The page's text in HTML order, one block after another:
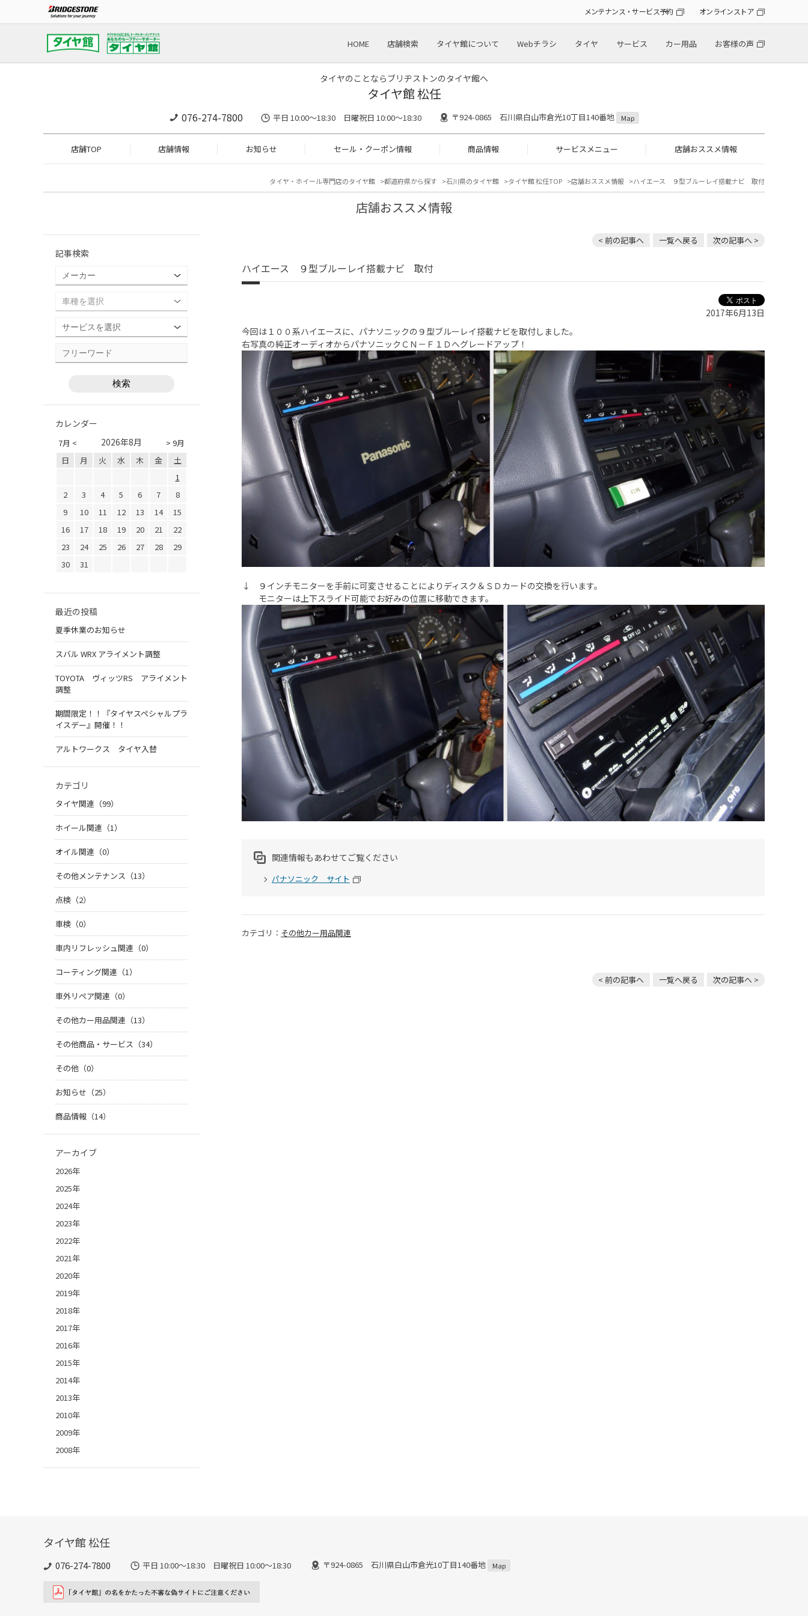
メンテナンス・サービス予約 オンラインストア
HOME 店舗検索 タイヤ館について Webチラシ タイヤ サービス カー用品 お客様の声
タイヤのことならブリヂストンのタイヤ館へ
タイヤ館 松任
076-274-7800 平日 10:00～18:30 日曜祝日 10:00～18:30 〒924-0865 石川県白山市倉光10丁目140番地 Map
店舗TOP 店舗情報 お知らせ セール・クーポン情報 商品情報 サービスメニュー 店舗おススメ情報
タイヤ・ホイール専門店のタイヤ館 都道府県から探す 石川県のタイヤ館 タイヤ館 松任TOP 店舗おススメ情報 ハイエース ９型ブルーレイ搭載ナビ 取付
店舗おススメ情報
< 前の記事へ 一覧へ戻る 次の記事へ >
ハイエース ９型ブルーレイ搭載ナビ 取付
2017年6月13日
今回は１００系ハイエースに、パナソニックの９型ブルーレイ搭載ナビを取付しました。
右写真の純正オーディオからパナソニックＣＮ－Ｆ１Ｄへグレードアップ！
↓ ９インチモニターを手前に可変させることによりディスク＆ＳＤカードの交換を行います。
モニターは上下スライド可能でお好みの位置に移動できます。
関連情報もあわせてご覧ください
パナソニック サイト
カテゴリ： その他カー用品関連
< 前の記事へ 一覧へ戻る 次の記事へ >
記事検索
カレンダー
7月 < > 9月
2026年8月
日 月 火 水 木 金
土
1
2
3 4 5 6 7
8
9
10 11 12 13 14
15
16
17 18 19 20 21
22
23
24 25 26 27 28
29
30
31
最近の投稿
夏季休業のお知らせ
スバル WRX アライメント調整
TOYOTA ヴィッツRS アライメント
調整
期間限定！！『タイヤスペシャルプラ
イスデー』開催！！
アルトワークス タイヤ入替
カテゴリ
タイヤ関連（99）
ホイール関連（1）
オイル関連（0）
その他メンテナンス（13）
点検（2）
車検（0）
車内リフレッシュ関連（0）
コーティング関連（1）
車外リペア関連（0）
その他カー用品関連（13）
その他商品・サービス（34）
その他（0）
お知らせ（25）
商品情報（14）
アーカイブ
2026年
2025年
2024年
2023年
2022年
2021年
2020年
2019年
2018年
2017年
2016年
2015年
2014年
2013年
2010年
2009年
2008年
タイヤ館 松任
076-274-7800 平日 10:00～18:30 日曜祝日 10:00～18:30 〒924-0865 石川県白山市倉光10丁目140番地 Map